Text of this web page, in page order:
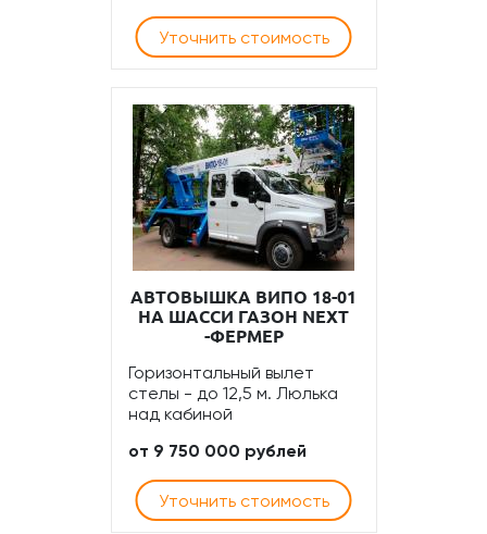
Уточнить стоимость
АВТОВЫШКА ВИПО 18-01
НА ШАССИ ГАЗОН NEXT
-ФЕРМЕР
Горизонтальный вылет
стелы - до 12,5 м. Люлька
над кабиной
от 9 750 000 рублей
Уточнить стоимость